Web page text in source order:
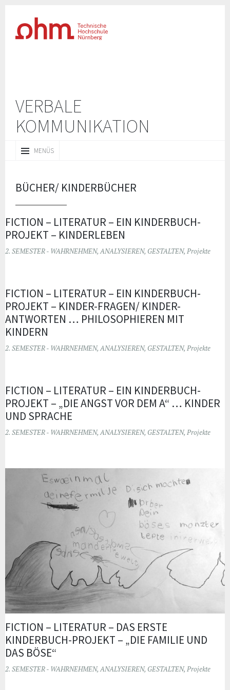
VERBALE
KOMMUNIKATION
MENÜS
INHALT
BÜCHER/ KINDERBÜCHER
FICTION – LITERATUR – EIN KINDERBUCH-
PROJEKT – KINDERLEBEN
2. SEMESTER - WAHRNEHMEN, ANALYSIEREN, GESTALTEN, Projekte
FICTION – LITERATUR – EIN KINDERBUCH-
PROJEKT – KINDER-FRAGEN/ KINDER-
ANTWORTEN … PHILOSOPHIEREN MIT
KINDERN
2. SEMESTER - WAHRNEHMEN, ANALYSIEREN, GESTALTEN, Projekte
FICTION – LITERATUR – EIN KINDERBUCH-
PROJEKT – „DIE ANGST VOR DEM A“ … KINDER
UND SPRACHE
2. SEMESTER - WAHRNEHMEN, ANALYSIEREN, GESTALTEN, Projekte
FICTION – LITERATUR – DAS ERSTE
KINDERBUCH-PROJEKT – „DIE FAMILIE UND
DAS BÖSE“
2. SEMESTER - WAHRNEHMEN, ANALYSIEREN, GESTALTEN, Projekte